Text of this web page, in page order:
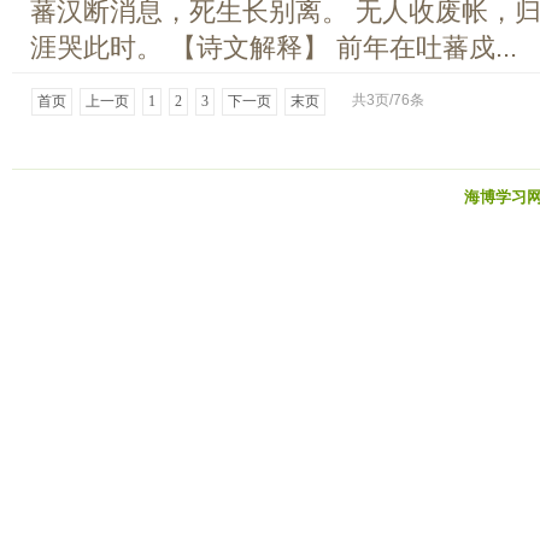
蕃汉断消息，死生长别离。 无人收废帐，
涯哭此时。 【诗文解释】 前年在吐蕃戍...
共3页/76条
首页 上一页 1 2 3 下一页 末页
海博学习